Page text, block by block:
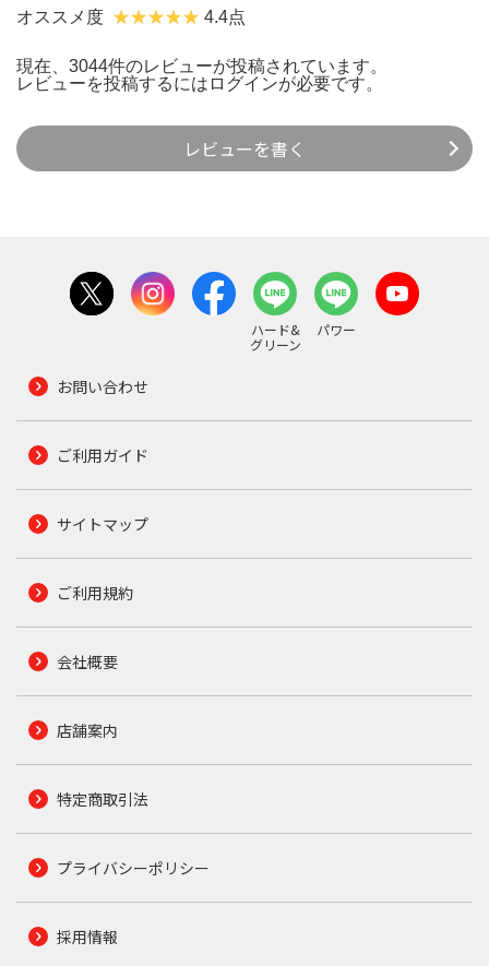
オススメ度 4.4点
現在、3044件のレビューが投稿されています。
レビューを投稿するには ログインが必要です。
レビューを書く
ハード&
グリーン
パワー
お問い合わせ
ご利用ガイド
サイトマップ
ご利用規約
会社概要
店舗案内
特定商取引法
プライバシーポリシー
採用情報